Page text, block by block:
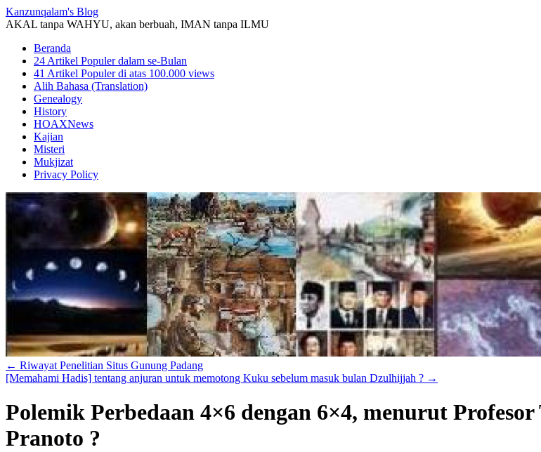
Kanzunqalam's Blog
AKAL tanpa WAHYU, akan berbuah, IMAN tanpa ILMU
Beranda
24 Artikel Populer dalam se-Bulan
41 Artikel Populer di atas 100.000 views
Alih Bahasa (Translation)
Genealogy
History
HOAXNews
Kajian
Misteri
Mukjizat
Privacy Policy
← Riwayat Penelitian Situs Gunung Padang
[Memahami Hadis] tentang anjuran untuk memotong Kuku sebelum masuk bulan Dzulhijjah ? →
Polemik Perbedaan 4×6 dengan 6×4, menurut
Pranoto ?